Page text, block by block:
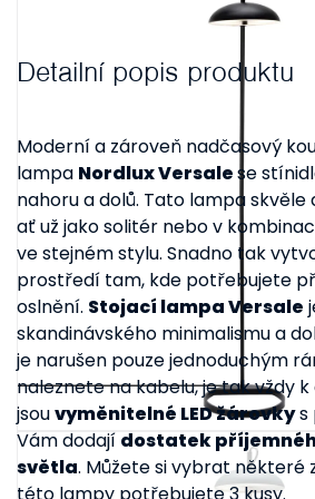
Detailní popis produktu
Moderní a zároveň nadčasový
lampa Nordlux Versalese
nahoru a dolů. Tato lampa
ať už jako solitér nebo v
ve stejném stylu. Snadno tak
prostředí tam, kde potřebujete
oslnění. Stojací lampa Versale
skandinávského minimalismu a
je narušen pouze jednoduchým
naleznete na kabelu, je tak vždy k
jsouvyměnitelné LED žárovkys
Vám dodají dostatek
světla. Můžete si vybrat některé